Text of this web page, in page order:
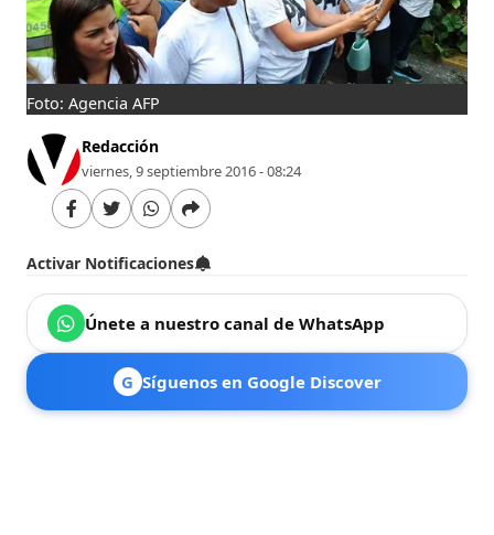
Foto: Agencia AFP
Redacción
viernes, 9 septiembre 2016 - 08:24
Activar Notificaciones
Únete a nuestro canal de WhatsApp
G Síguenos en Google Discover